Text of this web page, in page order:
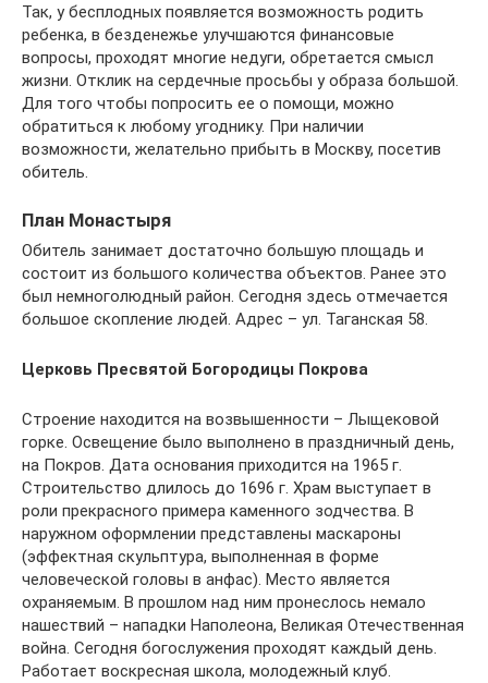
Так, у бесплодных появляется возможность родить
ребенка, в безденежье улучшаются финансовые
вопросы, проходят многие недуги, обретается смысл
жизни. Отклик на сердечные просьбы у образа большой.
Для того чтобы попросить ее о помощи, можно
обратиться к любому угоднику. При наличии
возможности, желательно прибыть в Москву, посетив
обитель.
План Монастыря
Обитель занимает достаточно большую площадь и
состоит из большого количества объектов. Ранее это
был немноголюдный район. Сегодня здесь отмечается
большое скопление людей. Адрес – ул. Таганская 58.
Церковь Пресвятой Богородицы Покрова
Строение находится на возвышенности – Лыщековой
горке. Освещение было выполнено в праздничный день,
на Покров. Дата основания приходится на 1965 г.
Строительство длилось до 1696 г. Храм выступает в
роли прекрасного примера каменного зодчества. В
наружном оформлении представлены маскароны
(эффектная скульптура, выполненная в форме
человеческой головы в анфас). Место является
охраняемым. В прошлом над ним пронеслось немало
нашествий – нападки Наполеона, Великая Отечественная
война. Сегодня богослужения проходят каждый день.
Работает воскресная школа, молодежный клуб.